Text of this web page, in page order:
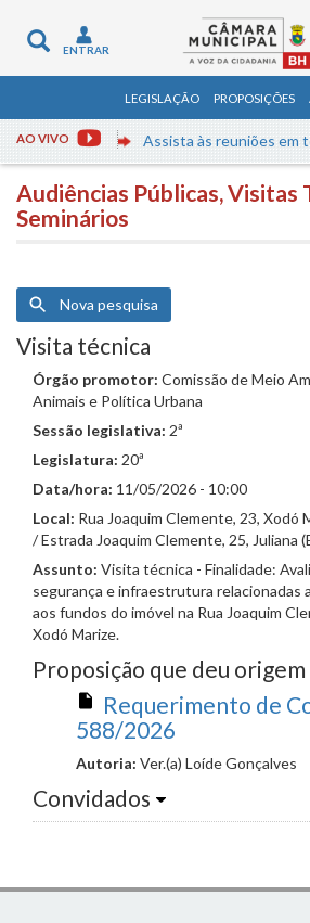
Toggle
navigation
ENTRAR
LEGISLAÇÃO PROPOSIÇÕES
AO VIVO Assista às reuniões em
Audiências Públicas, Visitas
Seminários
Nova pesquisa
Visita técnica
Órgão promotor: Comissão de Meio
Animais e Política Urbana
Sessão legislativa: 2ª
Legislatura: 20ª
Data/hora: 11/05/2026 - 10:00
Local: Rua Joaquim Clemente, 23, Xodó
/ Estrada Joaquim Clemente, 25, Juliana
Assunto: Visita técnica - Finalidade:
segurança e infraestrutura relacionadas
aos fundos do imóvel na Rua Joaquim
Xodó Marize.
Proposição que deu
Requerimento de
588/2026
Autoria: Ver.(a) Loíde Gonçalves
Convidados